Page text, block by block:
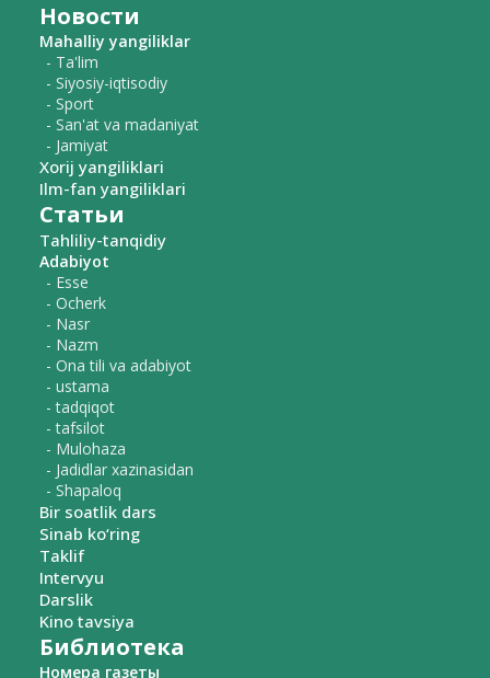
Новости
Mahalliy yangiliklar
- Ta'lim
- Siyosiy-iqtisodiy
- Sport
- San'at va madaniyat
- Jamiyat
Xorij yangiliklari
Ilm-fan yangiliklari
Статьи
Tahliliy-tanqidiy
Adabiyot
- Esse
- Ocherk
- Nasr
- Nazm
- Ona tili va adabiyot
- ustama
- tadqiqot
- tafsilot
- Mulohaza
- Jadidlar xazinasidan
- Shapaloq
Bir soatlik dars
Sinab ko‘ring
Taklif
Intervyu
Darslik
Kino tavsiya
Библиотека
Номера газеты